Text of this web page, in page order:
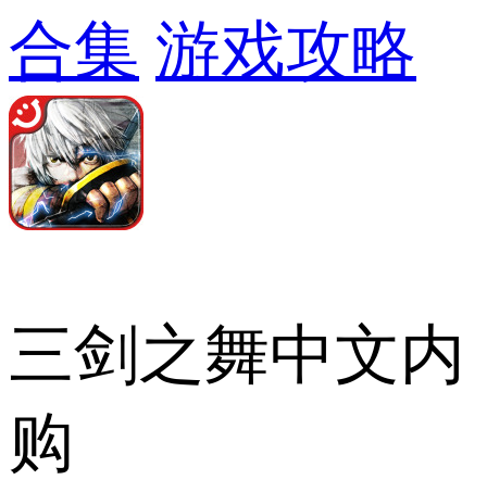
合集 游戏攻略
三剑之舞中文内
购